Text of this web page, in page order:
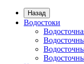
Назад
Водостоки